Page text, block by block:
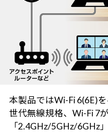
本製品ではWi-Fi 6(6E)
世代無線規格、Wi-Fi 7
「2.4GHz/5GHz/6GHz